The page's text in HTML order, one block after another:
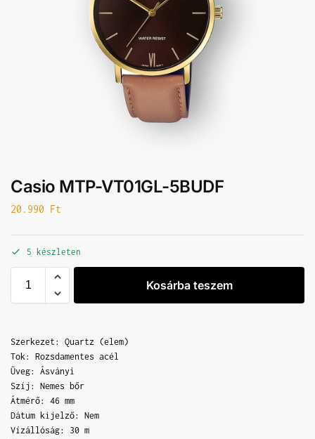
Casio MTP-VT01GL-5BUDF
20.990 Ft
5 készleten
Kosárba teszem
Szerkezet: Quartz (elem)
Tok: Rozsdamentes acél
Üveg: Ásványi
Szíj: Nemes bőr
Átmérő: 46 mm
Dátum kijelző: Nem
Vízállóság: 30 m